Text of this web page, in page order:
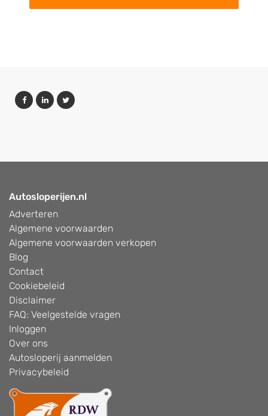
Autosloperijen.nl
Adverteren
Algemene voorwaarden
Algemene voorwaarden verkopen
Blog
Contact
Cookiebeleid
Disclaimer
FAQ: Veelgestelde vragen
Inloggen
Over ons
Autosloperij aanmelden
Privacybeleid